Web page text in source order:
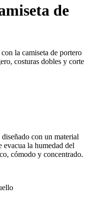
de
la camiseta de portero
costuras dobles y corte
con un material
evacua la humedad del
cómodo y concentrado.